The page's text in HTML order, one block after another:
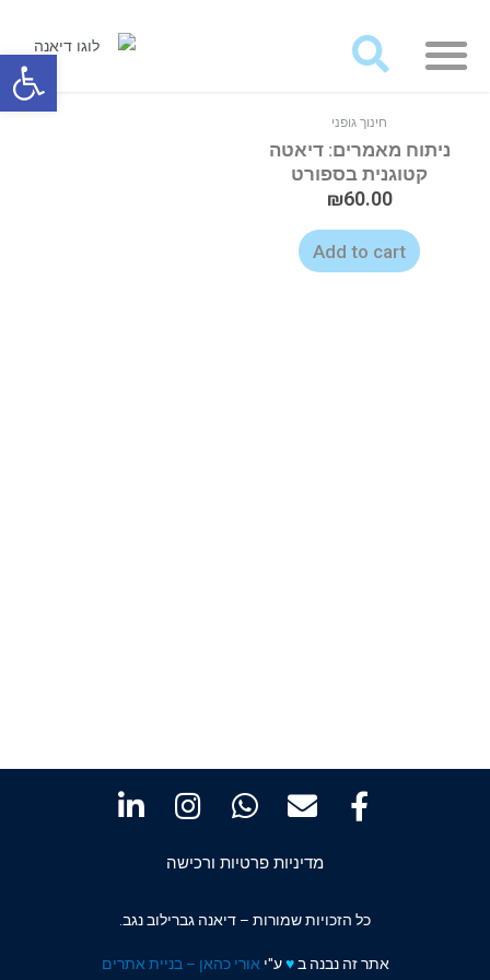
חינוך גופני
ניתוח מאמרים: דיאטה
קטוגנית בספורט
₪60.00
Add to cart
מדיניות פרטיות ורכישה
כל הזכויות שמורות – דיאנה גברילוב נגב.
אתר זה נבנה ב♥️ע"י אורי כהאן – בניית אתרים
פתח